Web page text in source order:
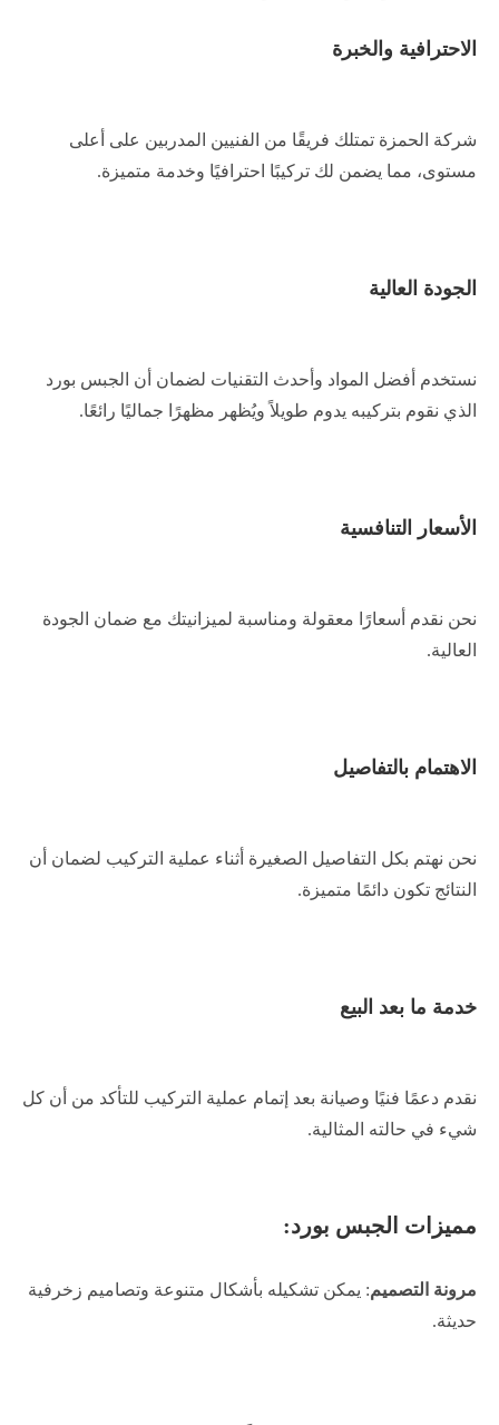
الاحترافية والخبرة
شركة الحمزة تمتلك فريقًا من الفنيين المدربين على أعلى
مستوى، مما يضمن لك تركيبًا احترافيًا وخدمة متميزة.
الجودة العالية
نستخدم أفضل المواد وأحدث التقنيات لضمان أن الجبس بورد
الذي نقوم بتركيبه يدوم طويلاً ويُظهر مظهرًا جماليًا رائعًا.
الأسعار التنافسية
نحن نقدم أسعارًا معقولة ومناسبة لميزانيتك مع ضمان الجودة
العالية.
الاهتمام بالتفاصيل
نحن نهتم بكل التفاصيل الصغيرة أثناء عملية التركيب لضمان أن
النتائج تكون دائمًا متميزة.
خدمة ما بعد البيع
نقدم دعمًا فنيًا وصيانة بعد إتمام عملية التركيب للتأكد من أن كل
شيء في حالته المثالية.
مميزات الجبس بورد:
مرونة التصميم: يمكن تشكيله بأشكال متنوعة وتصاميم زخرفية
حديثة.